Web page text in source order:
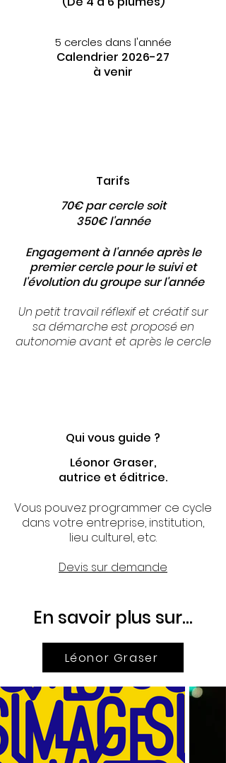
5 cercles dans l'année
Calendrier 2026-27
à venir
Tarifs
70€ par cercle soit
350€ l'année
Engagement à l'année après le
premier cercle pour le suivi et
l'évolution du groupe sur l'année
Un petit travail réflexif et créatif sur
sa démarche est proposé en
autonomieavant et après le cercle
Qui vous guide ?
Léonor Graser,
autrice et éditrice.
Vous pouvez programmer ce cycle
dans votre entreprise, institution,
lieu culturel, etc.
Devis sur demande
En savoir plus sur...
Léonor Graser